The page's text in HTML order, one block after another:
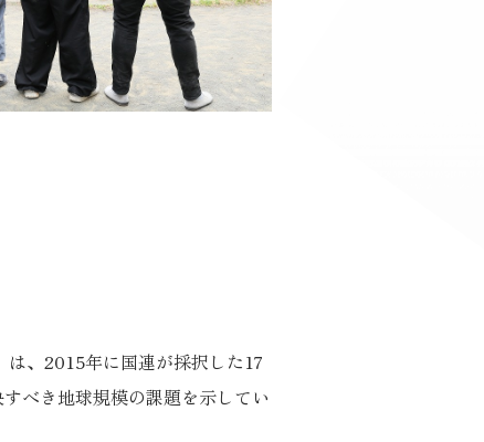
、2015年に国連が採択した17
べき地球規模の課題を示してい